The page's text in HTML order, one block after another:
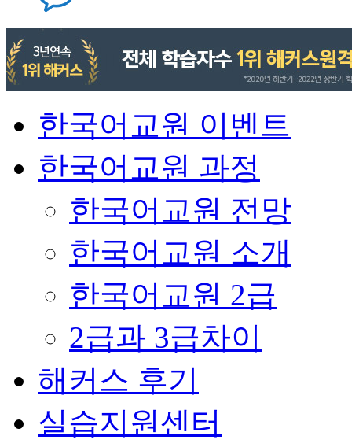
한국어교원 이벤트
한국어교원 과정
한국어교원 전망
한국어교원 소개
한국어교원 2급
2급과 3급차이
해커스 후기
실습지원센터